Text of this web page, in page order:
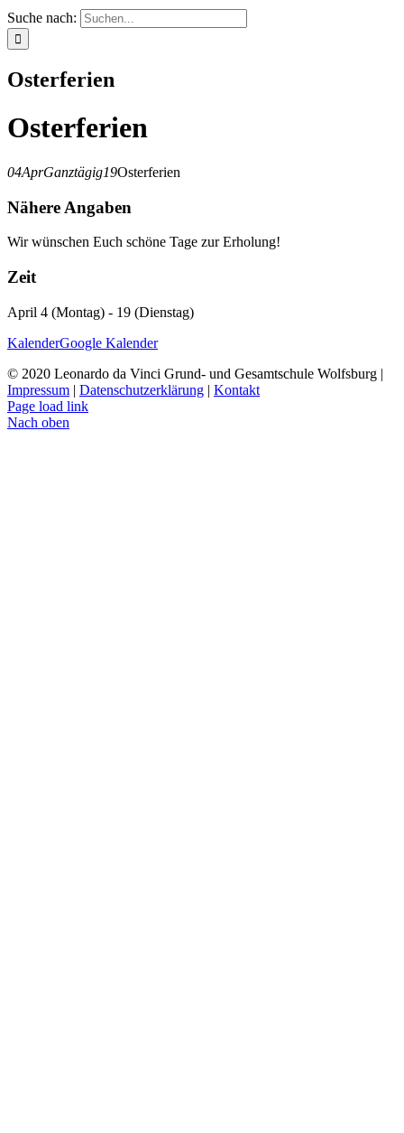
Suche nach:
Osterferien
Osterferien
04AprGanztägig19Osterferien
Nähere Angaben
Wir wünschen Euch schöne Tage zur Erholung!
Zeit
April 4 (Montag) - 19 (Dienstag)
KalenderGoogle Kalender
© 2020 Leonardo da Vinci Grund- und Gesamtschule Wolfsburg |
Impressum | Datenschutzerklärung | Kontakt
Page load link
Nach oben